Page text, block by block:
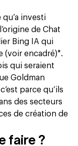
qu’a investi
de Chat
Bing IA qui
(voir encadré)*.
qui seraient
Goldman
parce qu’ils
des secteurs
de création de
faire ?